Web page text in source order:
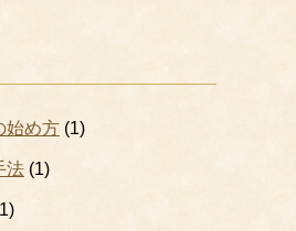
始め方 (1)
法 (1)